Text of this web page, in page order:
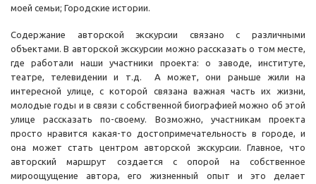
моей семьи; Городские истории.
Содержание авторской экскурсии связано с различными
объектами. В авторской экскурсии можно рассказать о том месте,
где работали наши участники проекта: о заводе, институте,
театре, телевидении и т.д. А может, они раньше жили на
интересной улице, с которой связана важная часть их жизни,
молодые годы и в связи с собственной биографией можно об этой
улице рассказать по-своему. Возможно, участникам проекта
просто нравится какая-то достопримечательность в городе, и
она может стать центром авторской экскурсии. Главное, что
авторский маршрут создается с опорой на собственное
мироощущение автора, его жизненный опыт и это делает